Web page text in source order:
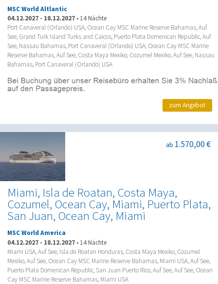
MSC World Altlantic
04.12.2027 - 18.12.2027 • 14 Nächte
Port Canaveral (Orlando) USA, Ocean Cay MSC Marine Reserve Bahamas, Auf
See, Grand Turk Island Turks and Caicos, Puerto Plata Domenican Republic, Auf
See, Nassau Bahamas, Port Canaveral (Orlando) USA, Ocean Cay MSC Marine
Reserve Bahamas, Auf See, Costa Maya Mexiko, Cozumel Mexiko, Auf See, Nassau
Bahamas, Port Canaveral (Orlando) USA
zum Angebot
Miami, Isla de Roatan, Costa Maya,
Cozumel, Ocean Cay, Miami, Puerto Plata,
San Juan, Ocean Cay, Miami
ab 1.570,00 €
MSC World America
04.12.2027 - 18.12.2027 • 14 Nächte
Miami USA, Auf See, Isla de Roatan Honduras, Costa Maya Mexiko, Cozumel
Mexiko, Auf See, Ocean Cay MSC Marine Reserve Bahamas, Miami USA, Auf See,
Puerto Plata Domenican Republic, San Juan Puerto Rico, Auf See, Auf See, Ocean
Cay MSC Marine Reserve Bahamas, Miami USA